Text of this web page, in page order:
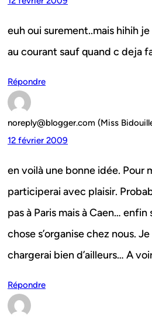
euh oui surement..mais hihih je
au courant sauf quand c deja
Répondre
noreply@blogger.com (Miss
12 février 2009
en voilà une bonne idée. Pour
participerai avec plaisir.
pas à Paris mais à Caen… enfin
chose s’organise chez nous. Je
chargerai bien d’ailleurs… A
Répondre